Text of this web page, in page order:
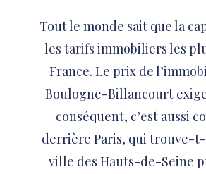
Tout le monde sait que la
les tarifs immobiliers les
France. Le prix de
Boulogne-Billancourt
conséquent, c’est aussi
derrière Paris, qui trouve-t-
ville des Hauts-de-Seine